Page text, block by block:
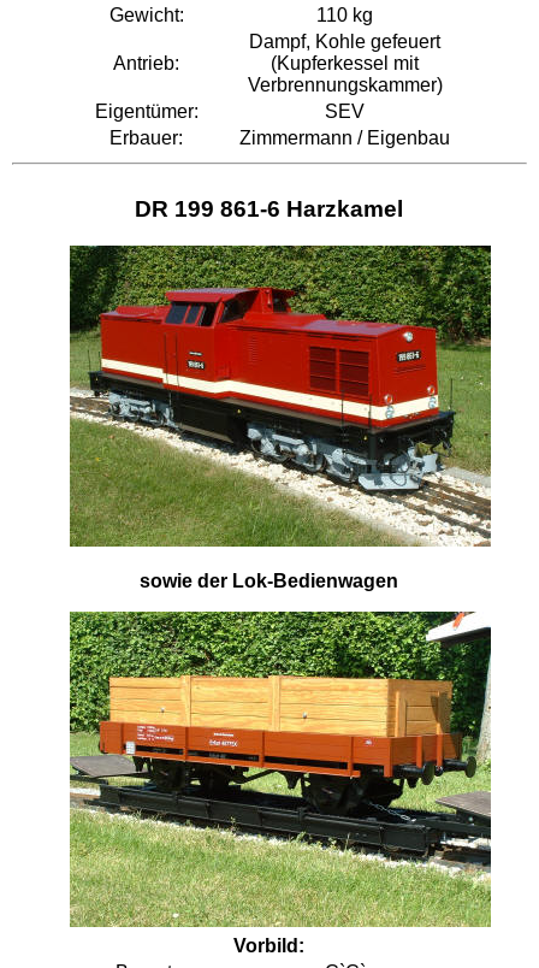
Gewicht:
110 kg
Antrieb:
Dampf, Kohle gefeuert
(Kupferkessel mit
Verbrennungskammer)
Eigentümer:
SEV
Erbauer:
Zimmermann / Eigenbau
DR 199 861-6 Harzkamel
sowie der Lok-Bedienwagen
Vorbild: